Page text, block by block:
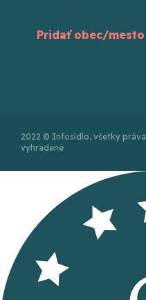
Pridať obec/mesto
2022 © Infosídlo, všetky práva
vyhradené